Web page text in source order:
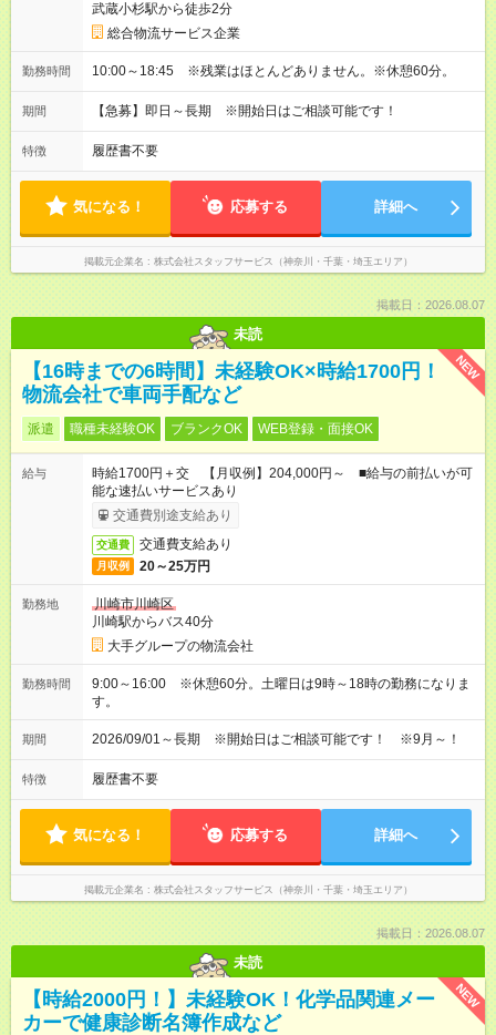
武蔵小杉駅から徒歩2分
総合物流サービス企業
勤務時間 10:00～18:45 ※残業はほとんどありません。※休憩60分。
期間 【急募】即日～長期 ※開始日はご相談可能です！
特徴 履歴書不要
気になる！ 応募する 詳細へ
掲載元企業名 株式会社スタッフサービス（神奈川・千葉・埼玉エリア）
掲載日：2026.08.07
未読
NEW
【16時までの6時間】未経験OK×時給1700円！
物流会社で車両手配など
派遣 職種未経験OK ブランクOK WEB登録・面接OK
給与
時給1700円＋交 【月収例】204,000円～ ■給与の前払いが可
能な速払いサービスあり
交通費別途支給あり
交通費 交通費支給あり
月収例 20～25万円
勤務地
川崎市川崎区
川崎駅からバス40分
大手グループの物流会社
勤務時間
9:00～16:00 ※休憩60分。土曜日は9時～18時の勤務になりま
す。
期間 2026/09/01～長期 ※開始日はご相談可能です！ ※9月～！
特徴 履歴書不要
気になる！ 応募する 詳細へ
掲載元企業名 株式会社スタッフサービス（神奈川・千葉・埼玉エリア）
掲載日：2026.08.07
未読
NEW
【時給2000円！】未経験OK！化学品関連メー
カーで健康診断名簿作成など